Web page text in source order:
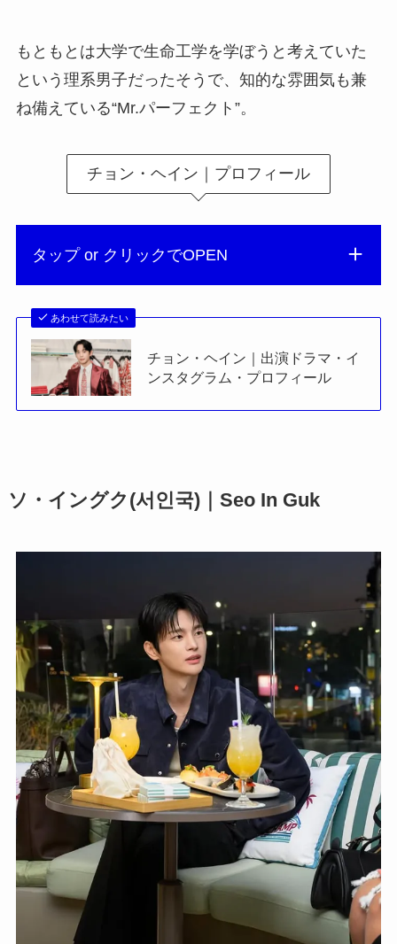
もともとは大学で生命工学を学ぼうと考えていた
という理系男子だったそうで、知的な雰囲気も兼
ね備えている“Mr.パーフェクト”。
チョン・ヘイン｜プロフィール
タップ or クリックでOPEN
あわせて読みたい
チョン・ヘイン｜出演ドラマ・イ
ンスタグラム・プロフィール
ソ・イングク(서인국)｜Seo In Guk